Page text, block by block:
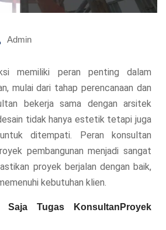
Admin
memiliki peran penting dalam
mulai dari tahap perencanaan dan
bekerja sama dengan arsitek
tidak hanya estetik tetapi juga
ditempati. Peran konsultan
pembangunan menjadi sangat
proyek berjalan dengan baik,
kebutuhan klien.
Saja Tugas KonsultanProyek